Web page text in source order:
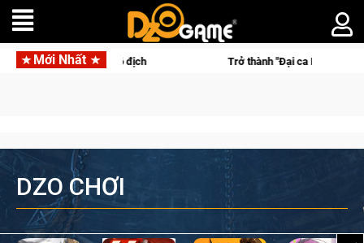
Mới Nhất
vô địch Trở thành "Đại ca Mèo" khuấy đảo thế giới ngầm
DZO CHƠI